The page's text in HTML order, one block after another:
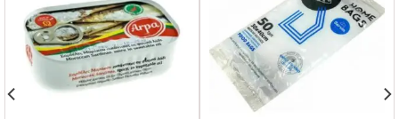
Favorilere
Ekle
Favorilere
Ekle